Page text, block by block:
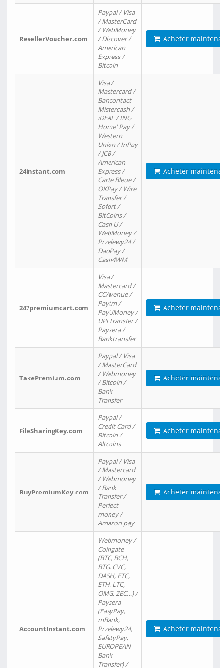
ResellerVoucher.com
Paypal / Visa
/ MasterCard
/ WebMoney
/ Discover /
American
Express /
Bitcoin
Acheter
24instant.com
Visa /
Mastercard /
Bancontact
Mistercash /
iDEAL / ING
Home' Pay /
Western
Union / InPay
/ JCB /
American
Express /
Carte Bleue /
OKPay / Wire
Transfer /
Sofort /
BitCoins /
Cash U /
WebMoney /
Przelewy24 /
DaoPay /
Cash4WM
Acheter
247premiumcart.com
Visa /
Mastercard /
CCAvenue /
Paytm /
PayUMoney /
UPi Transfer /
Paysera /
Banktransfer
Acheter
TakePremium.com
Paypal / Visa
/ MasterCard
/ Webmoney
/ Bitcoin /
Bank
Transfer
Acheter
FileSharingKey.com
Paypal /
Credit Card /
Bitcoin /
Altcoins
Acheter
BuyPremiumKey.com
Paypal / Visa
/ Mastercard
/ Webmoney
/ Bank
Transfer /
Perfect
money /
Amazon pay
Acheter
AccountInstant.com
Webmoney /
Coingate
(BTC, BCH,
BTG, CVC,
DASH, ETC,
ETH, LTC,
OMG, ZEC…) /
Paysera
(EasyPay,
mBank,
Przelewy24,
SafetyPay,
EUROPEAN
Bank
Transfer) /
Acheter